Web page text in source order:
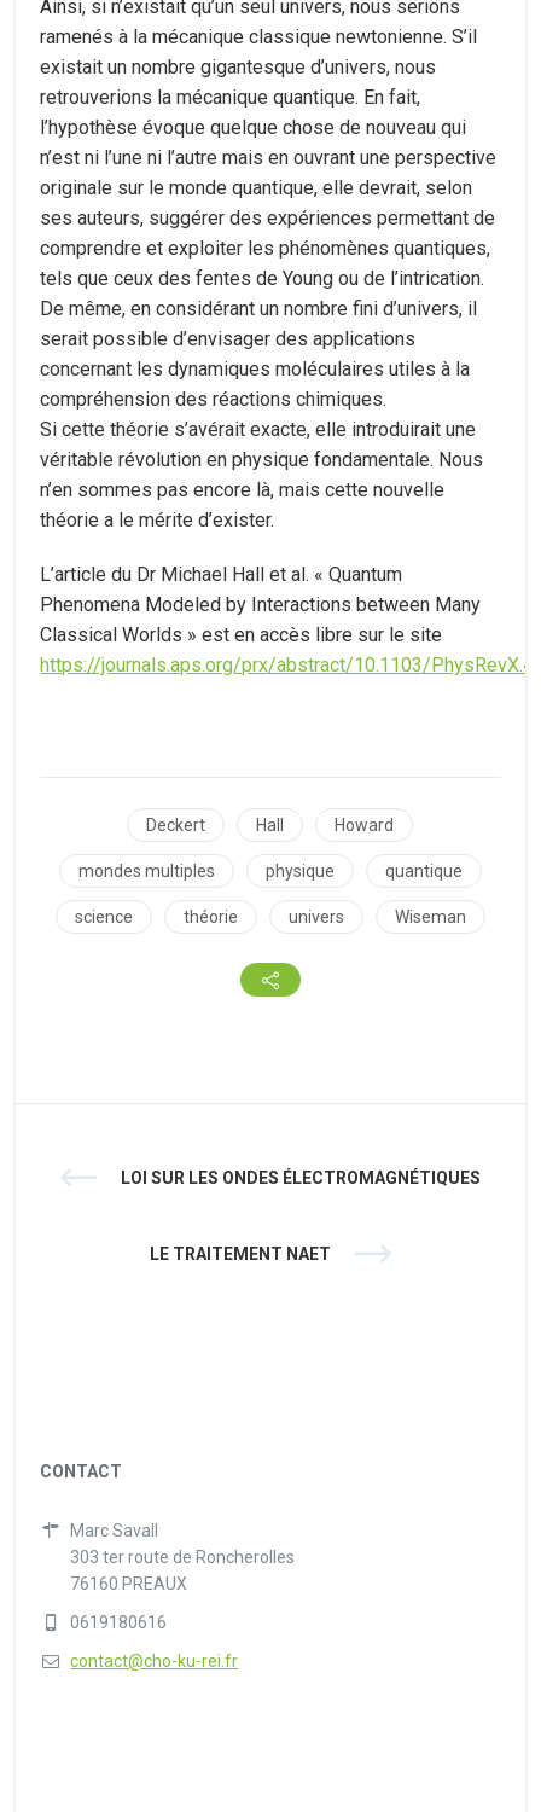
Ainsi, si n’existait qu’un seul univers, nous serions
ramenés à la mécanique classique newtonienne. S’il
existait un nombre gigantesque d’univers, nous
retrouverions la mécanique quantique. En fait,
l’hypothèse évoque quelque chose de nouveau qui
n’est ni l’une ni l’autre mais en ouvrant une perspective
originale sur le monde quantique, elle devrait, selon
ses auteurs, suggérer des expériences permettant de
comprendre et exploiter les phénomènes quantiques,
tels que ceux des fentes de Young ou de l’intrication.
De même, en considérant un nombre fini d’univers, il
serait possible d’envisager des applications
concernant les dynamiques moléculaires utiles à la
compréhension des réactions chimiques.
Si cette théorie s’avérait exacte, elle introduirait une
véritable révolution en physique fondamentale. Nous
n’en sommes pas encore là, mais cette nouvelle
théorie a le mérite d’exister.
L’article du Dr Michael Hall et al. « Quantum
Phenomena Modeled by Interactions between Many
Classical Worlds » est en accès libre sur le site
https://journals.aps.org/prx/abstract/10.1103/
Deckert Hall Howard
mondes multiples physique quantique
science théorie univers Wiseman
LOI SUR LES ONDES ÉLECTROMAGNÉTIQUES
LE TRAITEMENT NAET
CONTACT
Marc Savall
303 ter route de Roncherolles
76160 PREAUX
0619180616
contact@cho-ku-rei.fr